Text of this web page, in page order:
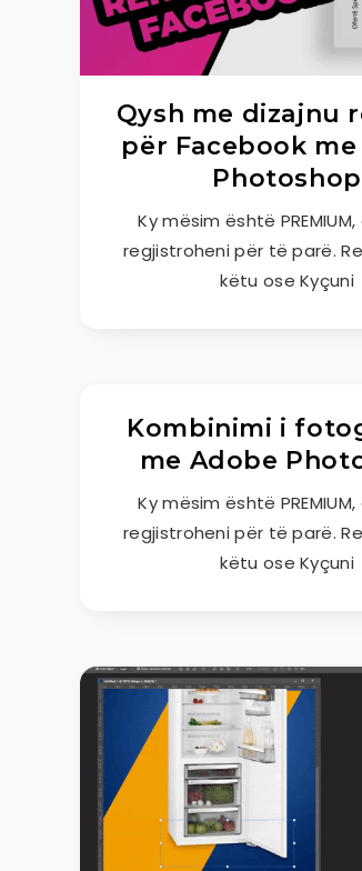
Qysh me dizajnu
për Facebook
Photoshop
Ky mësim është
regjistroheni për të parë.
këtu ose Kyçuni
Kombinimi i
me Adobe
Ky mësim është
regjistroheni për të parë.
këtu ose Kyçuni